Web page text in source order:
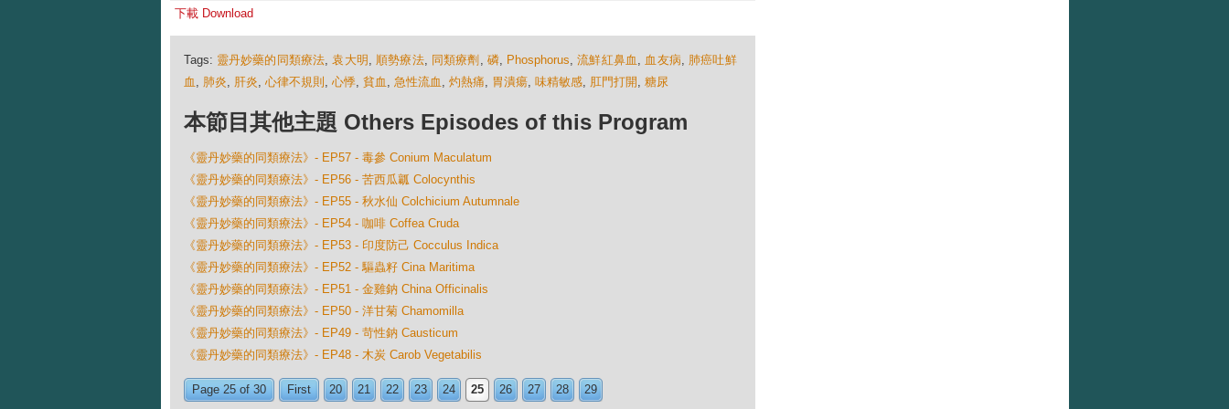
下載 Download
Tags: 靈丹妙藥的同類療法,袁大明 , 順勢療法, 同類療劑 , 磷, Phosphorus,流鮮紅鼻血 , 血友病, 肺癌吐鮮
血 , 肺炎, 肝炎, 心律不規則 , 心悸, 貧血 , 急性流血 , 灼熱痛, 胃潰瘍, 味精敏感, 肛門打開 , 糖尿
本節目其他主題 Others Episodes of this Program
《靈丹妙藥的同類療法》- EP57 - 毒參 Conium Maculatum
《靈丹妙藥的同類療法》- EP56 - 苦西瓜瓤 Colocynthis
《靈丹妙藥的同類療法》- EP55 - 秋水仙 Colchicium Autumnale
《靈丹妙藥的同類療法》- EP54 - 咖啡 Coffea Cruda
《靈丹妙藥的同類療法》- EP53 - 印度防己 Cocculus Indica
《靈丹妙藥的同類療法》- EP52 - 驅蟲籽 Cina Maritima
《靈丹妙藥的同類療法》- EP51 - 金雞鈉 China Officinalis
《靈丹妙藥的同類療法》- EP50 - 洋甘菊 Chamomilla
《靈丹妙藥的同類療法》- EP49 - 苛性鈉 Causticum
《靈丹妙藥的同類療法》- EP48 - 木炭 Carob Vegetabilis
Page 25 of 30 First 20 21 22 23 24 25 26 27 28 29